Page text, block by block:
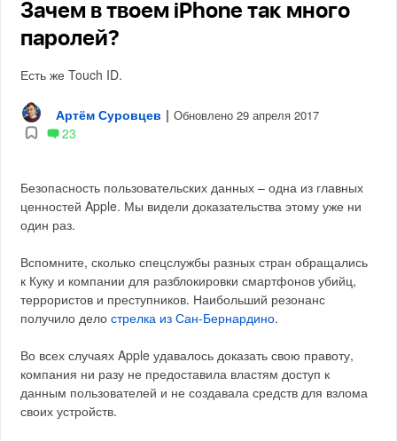
Зачем в твоем iPhone так много
паролей?
Есть же Touch ID.
Артём Суровцев | Обновлено 29 апреля 2017
23
Безопасность пользовательских данных – одна из главных
ценностей Apple. Мы видели доказательства этому уже ни
один раз.
Вспомните, сколько спецслужбы разных стран обращались
к Куку и компании для разблокировки смартфонов убийц,
террористов и преступников. Наибольший резонанс
получило делострелка из Сан-Бернардино.
Во всех случаях Apple удавалось доказать свою правоту,
компания ни разу не предоставила властям доступ к
данным пользователей и не создавала средств для взлома
своих устройств.